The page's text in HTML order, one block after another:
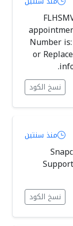
Number
or
نسخ الكود
منذ سنتين
نسخ الكود